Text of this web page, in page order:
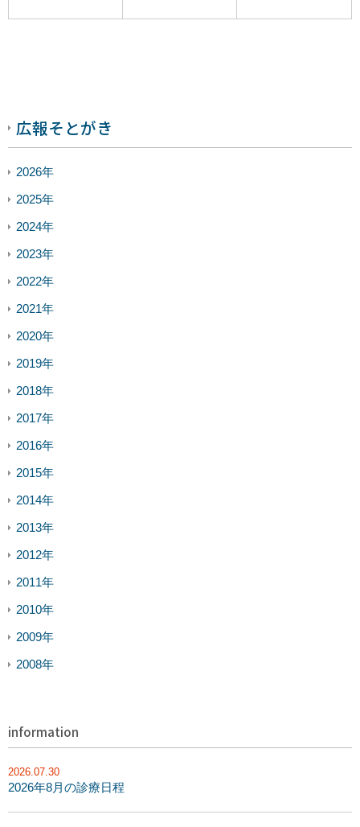
広報そとがき
2026年
2025年
2024年
2023年
2022年
2021年
2020年
2019年
2018年
2017年
2016年
2015年
2014年
2013年
2012年
2011年
2010年
2009年
2008年
information
2026.07.30
2026年8月の診療日程